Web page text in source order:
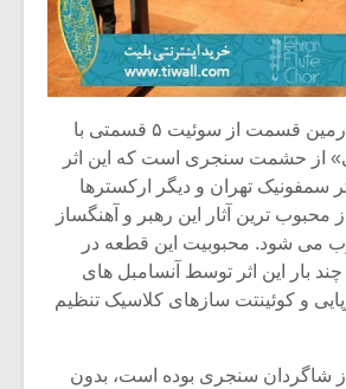
«رقص دایره» چهارمین قسمت از سوئیت ۵ قسمتی با
از حشمت سنجری است که این اثر
سمفونیک تهران و دیگر ارکسترها
محبوب ترین آثار این رهبر و آهنگساز
می شود. محبوبیت این قطعه در
بار این اثر توسط آنسامبل های
و کوئینتت سازهای کلاسیک تنظیم
شاگردان سنجری بوده است، بدون